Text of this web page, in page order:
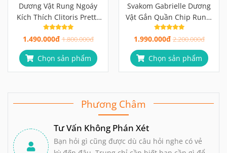
Dương Vật Rung Ngoáy
Kích Thích Clitoris Pretty
Love Molly Rabbit Vibrator
12 Chế Độ
1.490.000đ 1.800.000đ
Chọn sản phẩm
Svakom Gabrielle Dương
Vật Gắn Quần Chip Rung,
Thụt, Sưởi Ấm
1.990.000đ 2.200.000đ
Chọn sản phẩm
Phương Châm
Tư Vấn Không Phán Xét
Bạn hỏi gì cũng được dù câu hỏi nghe có vẻ